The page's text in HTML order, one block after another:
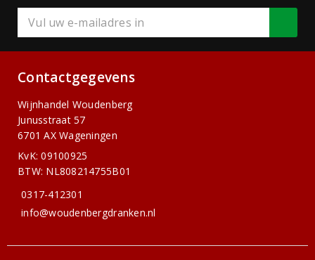
Contactgegevens
Wijnhandel Woudenberg
Junusstraat 57
6701 AX Wageningen
KvK: 09100925
BTW: NL808214755B01
0317-412301
info@woudenbergdranken.nl